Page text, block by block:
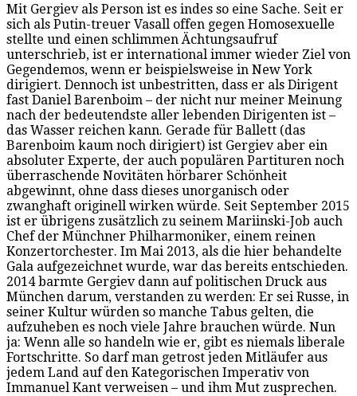
Mit Gergiev als Person ist es indes so eine Sache. Seit er
sich als Putin-treuer Vasall offen gegen Homosexuelle
stellte und einen schlimmen Ächtungsaufruf
unterschrieb, ist er international immer wieder Ziel von
Gegendemos, wenn er beispielsweise in New York
dirigiert. Dennoch ist unbestritten, dass er als Dirigent
fast Daniel Barenboim – der nicht nur meiner Meinung
nach der bedeutendste aller lebenden Dirigenten ist –
das Wasser reichen kann. Gerade für Ballett (das
Barenboim kaum noch dirigiert) ist Gergiev aber ein
absoluter Experte, der auch populären Partituren noch
überraschende Novitäten hörbarer Schönheit
abgewinnt, ohne dass dieses unorganisch oder
zwanghaft originell wirken würde. Seit September 2015
ist er übrigens zusätzlich zu seinem Mariinski-Job auch
Chef der Münchner Philharmoniker, einem reinen
Konzertorchester. Im Mai 2013, als die hier behandelte
Gala aufgezeichnet wurde, war das bereits entschieden.
2014 barmte Gergiev dann auf politischen Druck aus
München darum, verstanden zu werden: Er sei Russe, in
seiner Kultur würden so manche Tabus gelten, die
aufzuheben es noch viele Jahre brauchen würde. Nun
ja: Wenn alle so handeln wie er, gibt es niemals liberale
Fortschritte. So darf man getrost jeden Mitläufer aus
jedem Land auf den Kategorischen Imperativ von
Immanuel Kant verweisen – und ihm Mut zusprechen.